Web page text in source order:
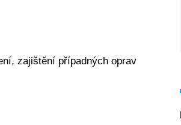
zajištění případných oprav